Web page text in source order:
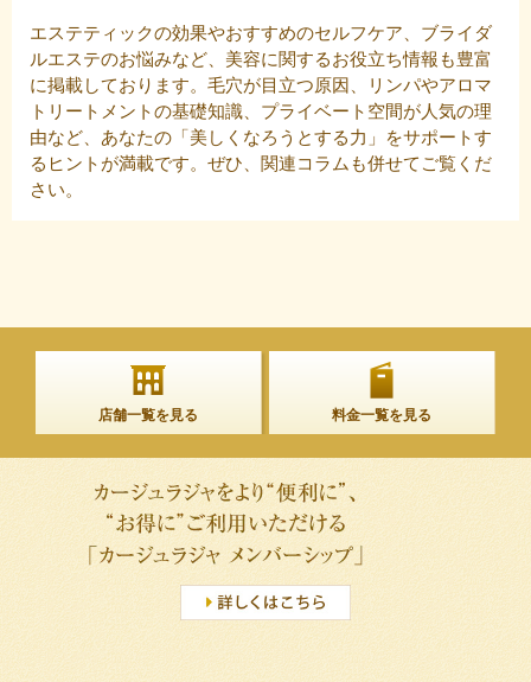
エステティックの効果やおすすめのセルフケア、ブライダ
ルエステのお悩みなど、美容に関するお役立ち情報も豊富
に掲載しております。毛穴が目立つ原因、リンパやアロマ
トリートメントの基礎知識、プライベート空間が人気の理
由など、あなたの「美しくなろうとする力」をサポートす
るヒントが満載です。ぜひ、関連コラムも併せてご覧くだ
さい。
店舗一覧を見る 料金一覧を見る